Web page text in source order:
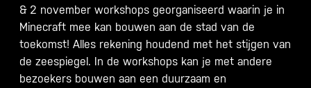
& 2 november workshops georganiseerd waarin je in
Minecraft mee kan bouwen aan de stad van de
toekomst! Alles rekening houdend met het stijgen van
de zeespiegel. In de workshops kan je met andere
bezoekers bouwen aan een duurzaam en